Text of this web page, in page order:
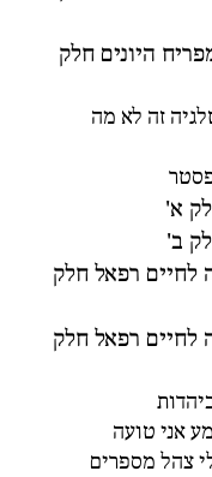
היונים חלק
זה לא מה
א'
ב'
לחיים רפאל חלק
לחיים רפאל חלק
אני טועה
צהל מספרים